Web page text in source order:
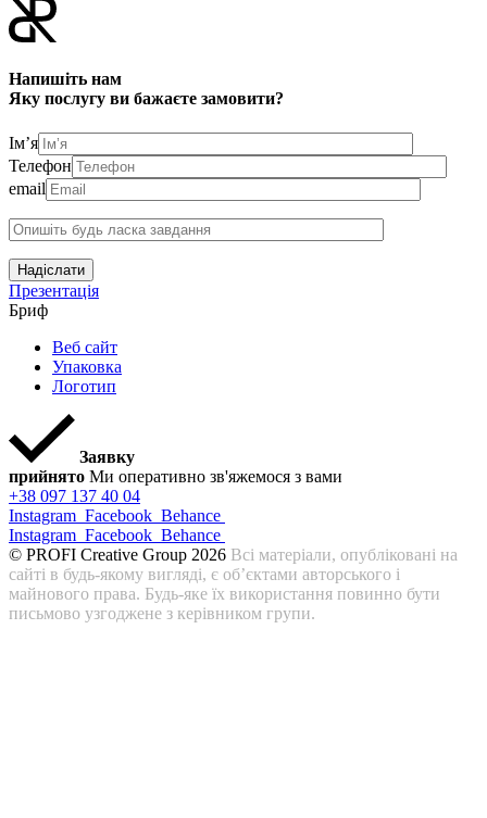
Напишіть нам
Яку послугу ви бажаєте замовити?
Ім’я
Телефон
email
Надіслати
Презентація
Бриф
Веб сайт
Упаковка
Логотип
Заявку
прийнято Ми оперативно зв'яжемося з вами
+38 097 137 40 04
Instagram Facebook Behance
Instagram Facebook Behance
© PROFI Creative Group 2026 Всі матеріали, опубліковані на
сайті в будь-якому вигляді, є об’єктами авторського і
майнового права. Будь-яке їх використання повинно бути
письмово узгоджене з керівником групи.